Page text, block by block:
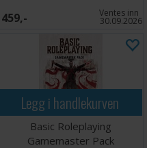
459,- Ventes inn
30.09.2026
Legg i handlekurven
Basic Roleplaying
Gamemaster Pack